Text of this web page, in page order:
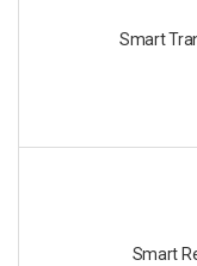
Smart
Smart